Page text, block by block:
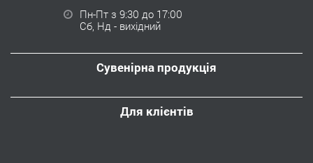
Пн-Пт з 9:30 до 17:00
Сб, Нд - вихідний
Сувенірна продукція
Для клієнтів